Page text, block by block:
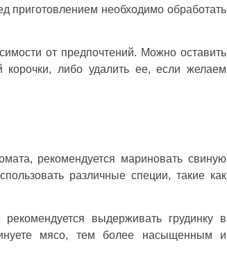
необходимо обработать
от предпочтений. Можно оставить
либо удалить ее, если желаем
рекомендуется мариновать свиную
различные специи, такие как
выдерживать грудинку в
мясо, тем более насыщенным и